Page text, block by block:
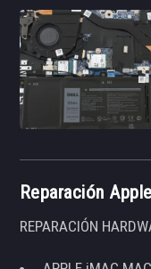
Reparación
REPARACIÓN